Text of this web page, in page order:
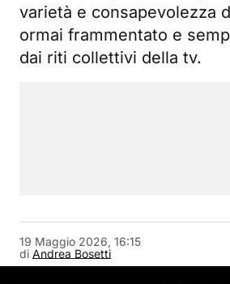
varietà e consapevolezza
ormai frammentato e
dai riti collettivi della tv.
di Andrea Bosetti
19 Maggio 2026, 16:15